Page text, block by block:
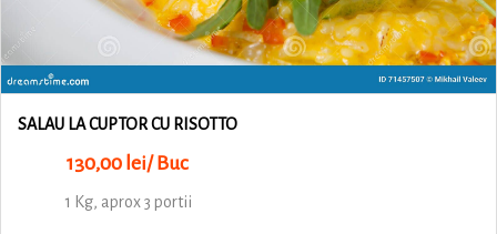
SALAU LA CUPTOR CU RISOTTO
130,00 lei/ Buc
1 Kg, aprox 3 portii